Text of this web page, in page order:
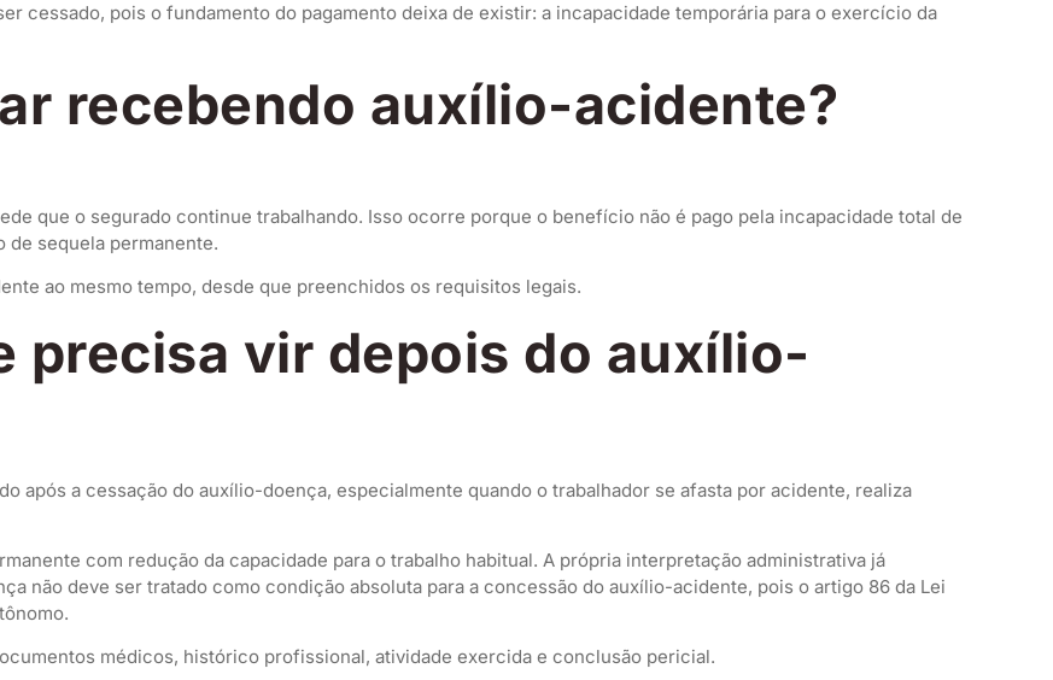
cessado, pois o fundamento do pagamento deixa de existir: a incapacidade temporária para o exercício da
recebendo auxílio-acidente?
que o segurado continue trabalhando. Isso ocorre porque o benefício não é pago pela incapacidade total de
de sequela permanente.
ao mesmo tempo, desde que preenchidos os requisitos legais.
precisa vir depois do auxílio-
após a cessação do auxílio-doença, especialmente quando o trabalhador se afasta por acidente, realiza
com redução da capacidade para o trabalho habitual. A própria interpretação administrativa já
não deve ser tratado como condição absoluta para a concessão do auxílio-acidente, pois o artigo 86 da Lei
médicos, histórico profissional, atividade exercida e conclusão pericial.